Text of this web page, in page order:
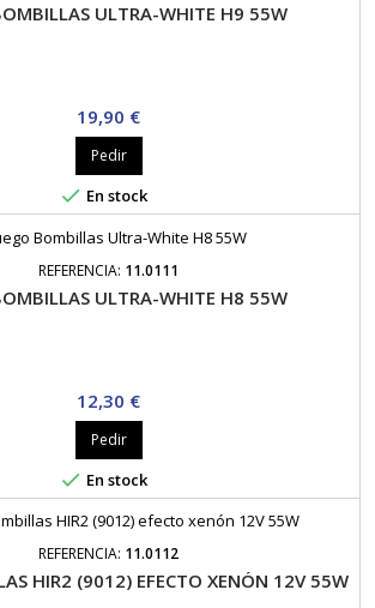
ULTRA-WHITE H9 55W
Precio
19,90 €
Pedir
 En stock
REFERENCIA: 11.0111
ULTRA-WHITE H8 55W
Precio
12,30 €
Pedir
 En stock
REFERENCIA: 11.0112
HIR2 (9012) EFECTO XENÓN 12V 55W